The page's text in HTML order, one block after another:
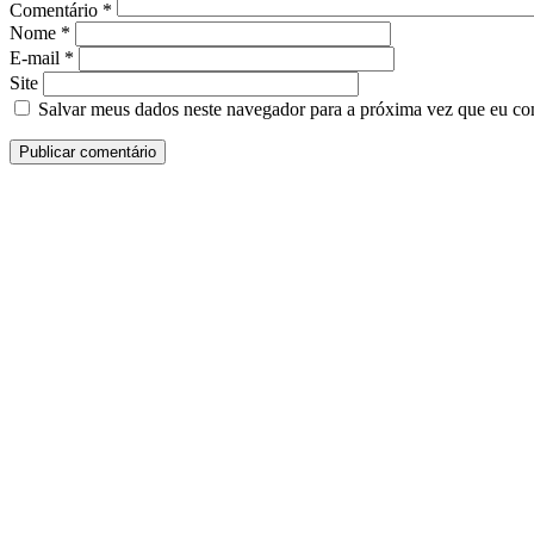
Comentário *
Nome *
E-mail *
Site
Salvar meus dados neste navegador para a próxima vez que eu